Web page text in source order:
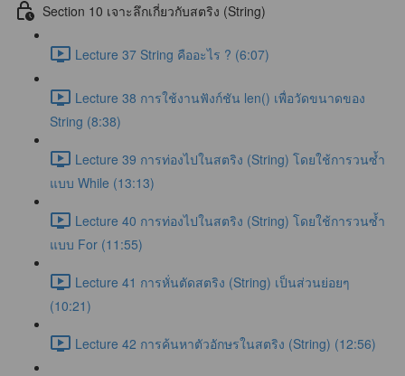
Section 10 เจาะลึกเกี่ยวกับสตริง (String)
Lecture 37 String คืออะไร ? (6:07)
Lecture 38 การใช้งานฟังก์ชัน len() เพื่อวัดขนาดของ
String (8:38)
Lecture 39 การท่องไปในสตริง (String) โดยใช้การวนซ้ำ
แบบ While (13:13)
Lecture 40 การท่องไปในสตริง (String) โดยใช้การวนซ้ำ
แบบ For (11:55)
Lecture 41 การหั่นตัดสตริง (String) เป็นส่วนย่อยๆ
(10:21)
Lecture 42 การค้นหาตัวอักษรในสตริง (String) (12:56)